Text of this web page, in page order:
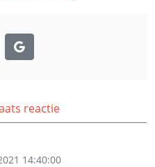
reactie
14:40:00